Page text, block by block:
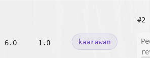
6.0 1.0 kaarawan
#2